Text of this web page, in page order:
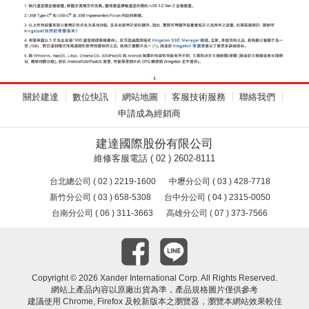
關於建達 數位快訊 網站地圖 客服技術服務
聯絡我們
申請成為經銷商
建達國際股份有限公司
維修客服電話 ( 02 ) 2602-8111
台北總公司 ( 02 ) 2219-1600
中壢分公司 ( 03 ) 428-7718
新竹分公司 ( 03 ) 658-5308
台中分公司 ( 04 ) 2315-0050
台南分公司 ( 06 ) 311-3663
高雄分公司 ( 07 ) 373-7566
Copyright © 2026 Xander International Corp. All Rights Reserved.
網站上產品內容以原廠出貨為準，產品規格圖片僅供參考
建議使用 Chrome, Firefox 及較新版本之瀏覽器，瀏覽本網站效果較佳